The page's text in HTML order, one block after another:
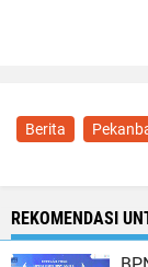
Berita
REKOMENDASI